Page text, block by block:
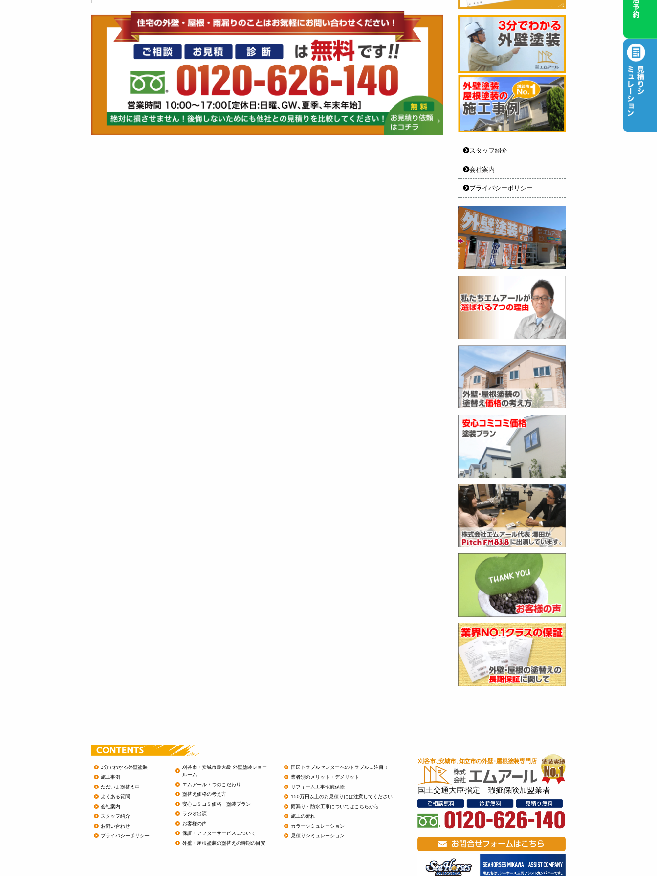
スタッフ紹介
会社案内
プライバシーポリシー
3分でわかる外壁塗装
施工事例
ただいま塗替え中
よくある質問
会社案内
スタッフ紹介
お問い合わせ
プライバシーポリシー
刈谷市・安城市最大級 外壁塗装ショー
ルーム
エムアール７つのこだわり
塗替え価格の考え方
安心コミコミ価格 塗装プラン
ラジオ出演
お客様の声
保証・アフターサービスについて
外壁・屋根塗装の塗替えの時期の目安
国民トラブルセンターへのトラブルに注目！
業者別のメリット・デメリット
リフォーム工事瑕疵保険
150万円以上のお見積りには注意してください
雨漏り・防水工事についてはこちらから
施工の流れ
カラーシミュレーション
見積りシミュレーション
国土交通大臣指定 瑕疵保険加盟業者